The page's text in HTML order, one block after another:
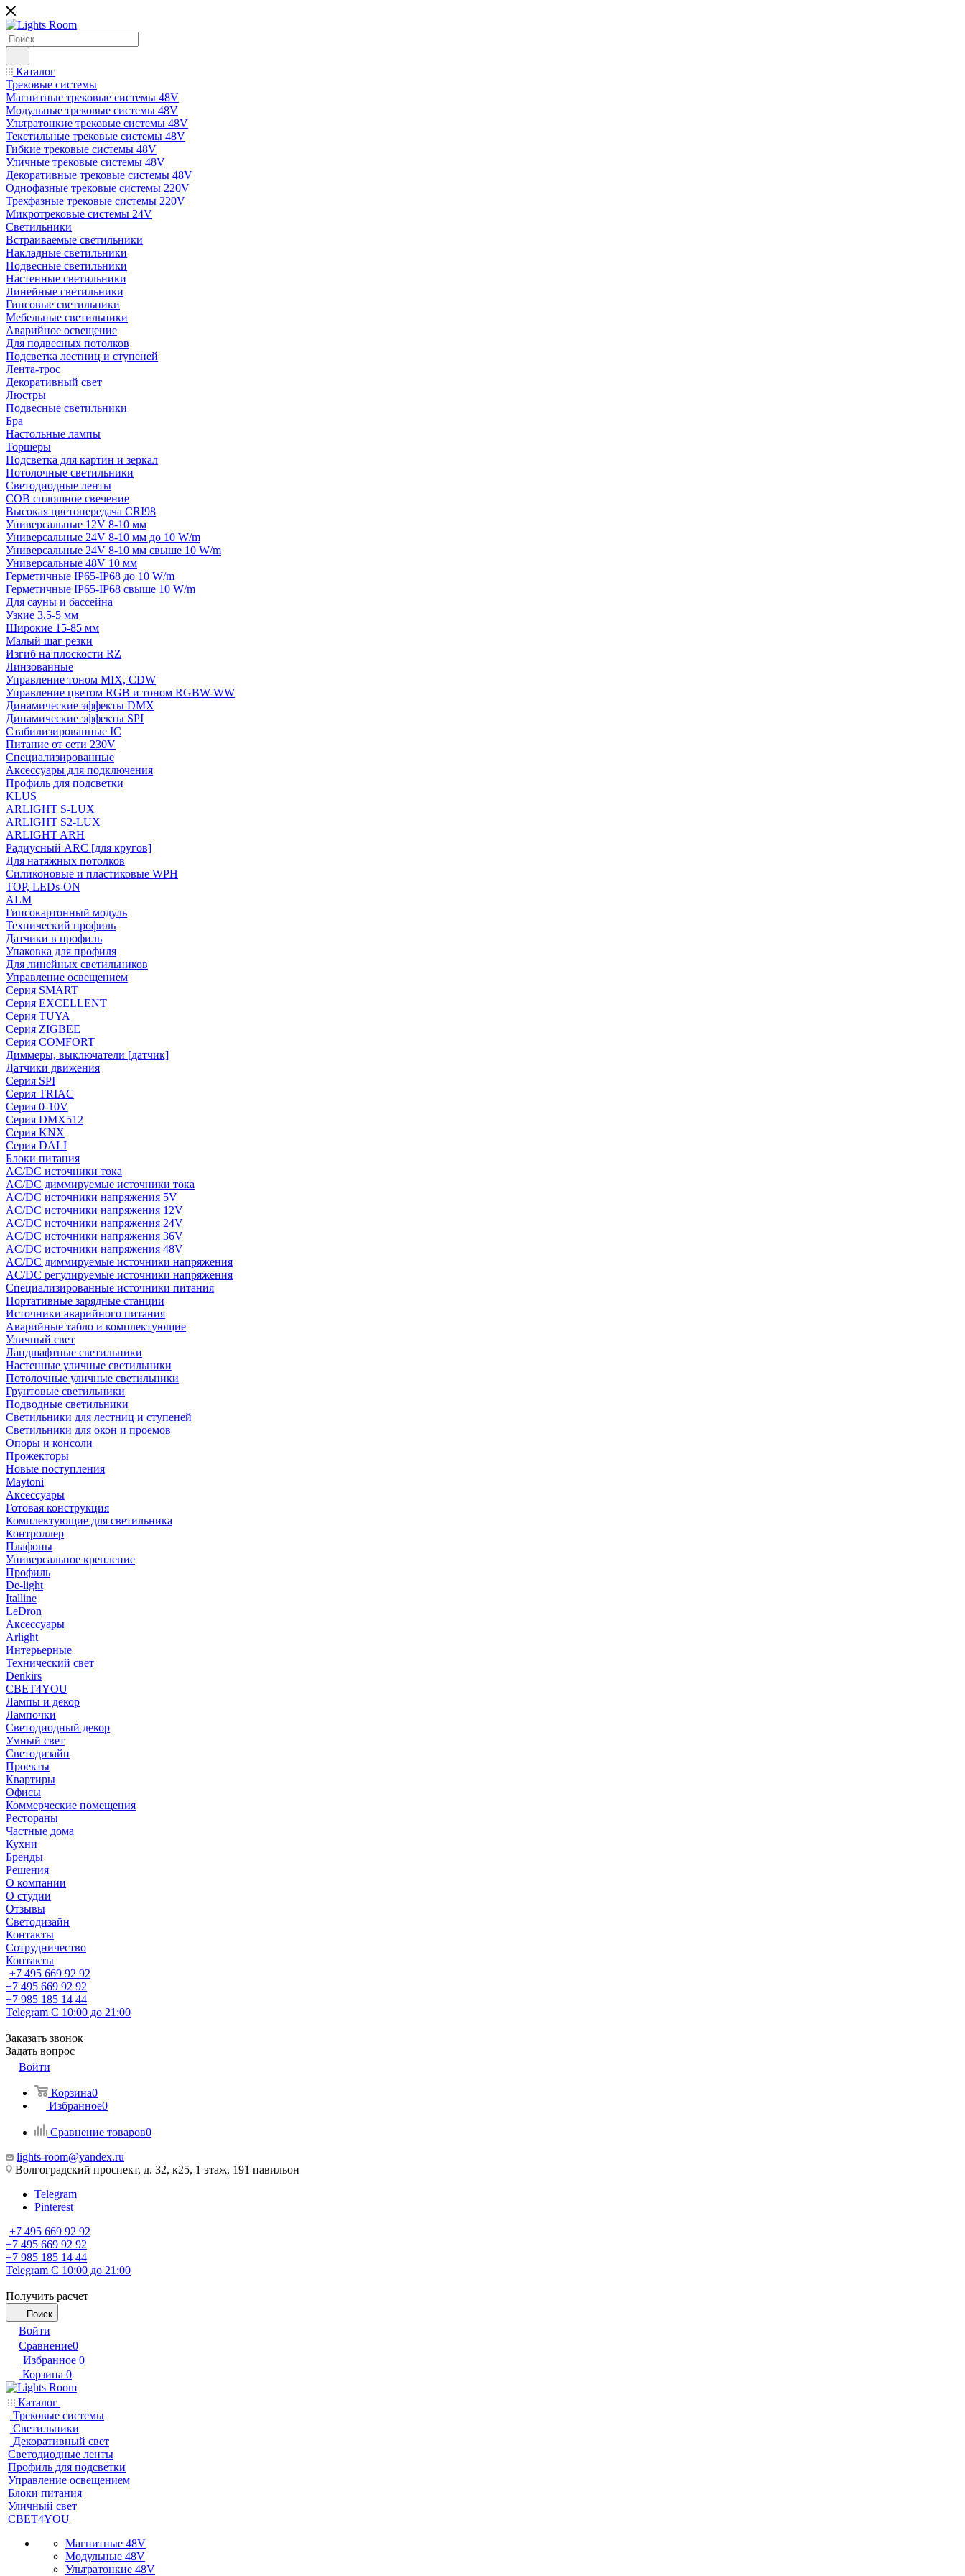
Каталог
Трековые системы
Магнитные трековые системы 48V
Модульные трековые системы 48V
Ультратонкие трековые системы 48V
Текстильные трековые системы 48V
Гибкие трековые системы 48V
Уличные трековые системы 48V
Декоративные трековые системы 48V
Однофазные трековые системы 220V
Трехфазные трековые системы 220V
Микротрековые системы 24V
Светильники
Встраиваемые светильники
Накладные светильники
Подвесные светильники
Настенные светильники
Линейные светильники
Гипсовые светильники
Мебельные светильники
Аварийное освещение
Для подвесных потолков
Подсветка лестниц и ступеней
Лента-трос
Декоративный свет
Люстры
Подвесные светильники
Бра
Настольные лампы
Торшеры
Подсветка для картин и зеркал
Потолочные светильники
Светодиодные ленты
COB сплошное свечение
Высокая цветопередача CRI98
Универсальные 12V 8-10 мм
Универсальные 24V 8-10 мм до 10 W/m
Универсальные 24V 8-10 мм свыше 10 W/m
Универсальные 48V 10 мм
Герметичные IP65-IP68 до 10 W/m
Герметичные IP65-IP68 свыше 10 W/m
Для сауны и бассейна
Узкие 3.5-5 мм
Широкие 15-85 мм
Малый шаг резки
Изгиб на плоскости RZ
Линзованные
Управление тоном MIX, CDW
Управление цветом RGB и тоном RGBW-WW
Динамические эффекты DMX
Динамические эффекты SPI
Стабилизированные IC
Питание от сети 230V
Специализированные
Аксессуары для подключения
Профиль для подсветки
KLUS
ARLIGHT S-LUX
ARLIGHT S2-LUX
ARLIGHT ARH
Радиусный ARC [для кругов]
Для натяжных потолков
Силиконовые и пластиковые WPH
TOP, LEDs-ON
ALM
Гипсокартонный модуль
Технический профиль
Датчики в профиль
Упаковка для профиля
Для линейных светильников
Управление освещением
Серия SMART
Серия EXCELLENT
Серия TUYA
Серия ZIGBEE
Серия COMFORT
Диммеры, выключатели [датчик]
Датчики движения
Серия SPI
Серия TRIAC
Серия 0-10V
Серия DMX512
Серия KNX
Серия DALI
Блоки питания
AC/DC источники тока
AC/DC диммируемые источники тока
AC/DC источники напряжения 5V
AC/DC источники напряжения 12V
AC/DC источники напряжения 24V
AC/DC источники напряжения 36V
AC/DC источники напряжения 48V
AC/DC диммируемые источники напряжения
AC/DC регулируемые источники напряжения
Специализированные источники питания
Портативные зарядные станции
Источники аварийного питания
Аварийные табло и комплектующие
Уличный свет
Ландшафтные светильники
Настенные уличные светильники
Потолочные уличные светильники
Грунтовые светильники
Подводные светильники
Светильники для лестниц и ступеней
Светильники для окон и проемов
Опоры и консоли
Прожекторы
Новые поступления
Maytoni
Аксессуары
Готовая конструкция
Комплектующие для светильника
Контроллер
Плафоны
Универсальное крепление
Профиль
De-light
Italline
LeDron
Аксессуары
Arlight
Интерьерные
Технический свет
Denkirs
СВЕТ4YOU
Лампы и декор
Лампочки
Светодиодный декор
Умный свет
Светодизайн
Проекты
Квартиры
Офисы
Коммерческие помещения
Рестораны
Частные дома
Кухни
Бренды
Решения
О компании
О студии
Отзывы
Светодизайн
Контакты
Сотрудничество
Контакты
+7 495 669 92 92
+7 495 669 92 92
+7 985 185 14 44
Telegram С 10:00 до 21:00
Заказать звонок
Задать вопрос
Войти
Корзина0
Избранное0
Сравнение товаров0
lights-room@yandex.ru
Волгоградский проспект, д. 32, к25, 1 этаж, 191 павильон
Telegram
Pinterest
+7 495 669 92 92
+7 495 669 92 92
+7 985 185 14 44
Telegram С 10:00 до 21:00
Получить расчет
Поиск
Войти
Сравнение0
Избранное 0
Корзина 0
Каталог
Трековые системы
Светильники
Декоративный свет
Светодиодные ленты
Профиль для подсветки
Управление освещением
Блоки питания
Уличный свет
СВЕТ4YOU
Магнитные 48V
Модульные 48V
Ультратонкие 48V